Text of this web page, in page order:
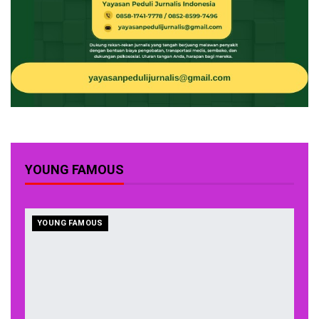
YOUNG FAMOUS
YOUNG FAMOUS